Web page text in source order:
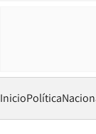
InicioPolítica